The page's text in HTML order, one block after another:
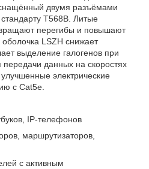
двумя разъёмами
T568B. Литые
перегибы и повышают
LSZH снижает
выделение галогенов при
данных на скоростях
электрические
с Cat5e.
IP‑телефонов
маршрутизаторов,
с активным